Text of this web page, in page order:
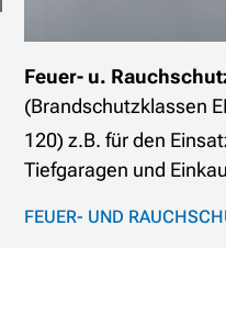
Feuer- u.
(Brandschutzklassen EI
120) z.B. für den
Tiefgaragen und
FEUER- UND